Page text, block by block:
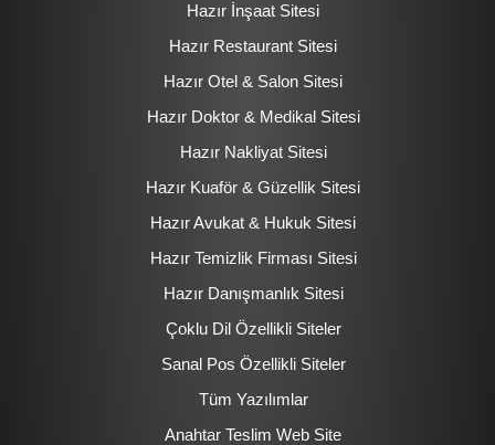
Hazır İnşaat Sitesi
Hazır Restaurant Sitesi
Hazır Otel & Salon Sitesi
Hazır Doktor & Medikal Sitesi
Hazır Nakliyat Sitesi
Hazır Kuaför & Güzellik Sitesi
Hazır Avukat & Hukuk Sitesi
Hazır Temizlik Firması Sitesi
Hazır Danışmanlık Sitesi
Çoklu Dil Özellikli Siteler
Sanal Pos Özellikli Siteler
Tüm Yazılımlar
Anahtar Teslim Web Site